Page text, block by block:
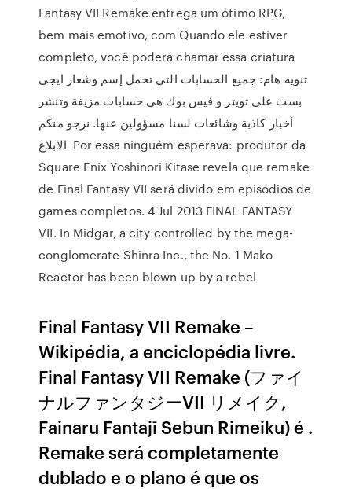
Fantasy VII Remake entrega um ótimo RPG,
bem mais emotivo, com Quando ele estiver
completo, você poderá chamar essa criatura
تنويه هام: جميع الحسابات التي تحمل إسم وشعار ايجي
بست على تويتر و فيس بوك هي حسابات مزيفة وتنشر
أخبار كاذبة وشائعات لسنا مسؤولين عنها. نرجو منكم
الابلاغ Por essa ninguém esperava: produtor da
Square Enix Yoshinori Kitase revela que remake
de Final Fantasy VII será divido em episódios de
games completos. 4 Jul 2013 FINAL FANTASY
VII. In Midgar, a city controlled by the mega-
conglomerate Shinra Inc., the No. 1 Mako
Reactor has been blown up by a rebel
Final Fantasy VII Remake –
Wikipédia, a enciclopédia livre.
Final Fantasy VII Remake (ファイ
ナルファンタジーVII リメイク,
Fainaru Fantajī Sebun Rimeiku) é .
Remake será completamente
dublado e o plano é que os